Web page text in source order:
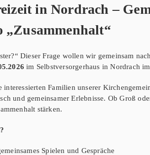
in Nordrach –
„Zusammenhalt“
Dieser Frage wollen wir gemeinsam
im Selbstversorgerhaus in Nordrach
interessierten Familien unserer
und gemeinsamer Erlebnisse. Ob Groß
stärken.
Spielen und Gespräche